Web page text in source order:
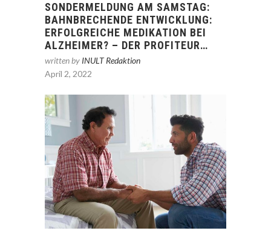
SONDERMELDUNG AM SAMSTAG:
BAHNBRECHENDE ENTWICKLUNG:
ERFOLGREICHE MEDIKATION BEI
ALZHEIMER? – DER PROFITEUR…
written by INULT Redaktion
April 2, 2022